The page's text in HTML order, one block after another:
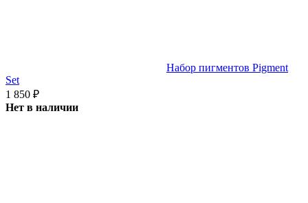
Набор пигментов Pigment
Set
1 850 ₽
Нет в наличии